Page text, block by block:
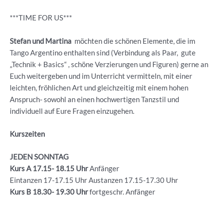
***TIME FOR US***
Stefan und Martina möchten die schönen Elemente, die im
Tango Argentino enthalten sind (Verbindung als Paar, gute
„Technik + Basics“ , schöne Verzierungen und Figuren) gerne an
Euch weitergeben und im Unterricht vermitteln, mit einer
leichten, fröhlichen Art und gleichzeitig mit einem hohen
Anspruch- sowohl an einen hochwertigen Tanzstil und
individuell auf Eure Fragen einzugehen.
Kurszeiten
JEDEN SONNTAG
Kurs A 17.15- 18.15 UhrAnfänger
Eintanzen 17-17.15 Uhr Austanzen 17.15-17.30 Uhr
Kurs B 18.30- 19.30 Uhrfortgeschr. Anfänger